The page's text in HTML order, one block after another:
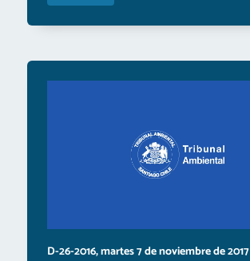
D-26-2016, martes 7 de noviembre de 2017